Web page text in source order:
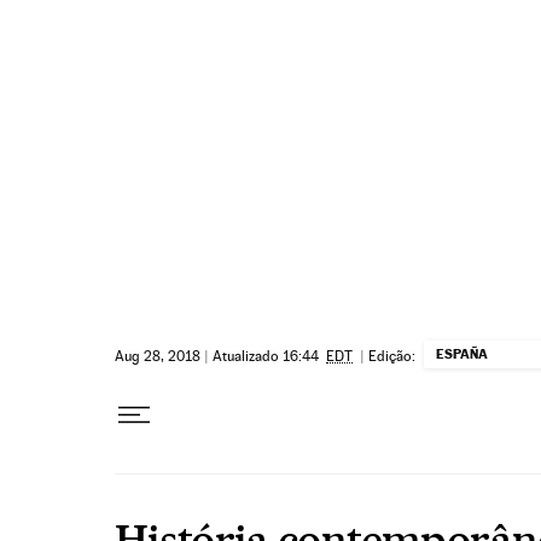
Aug 28, 2018 | Atualizado 16:44 EDT | Edição: ESPAÑA